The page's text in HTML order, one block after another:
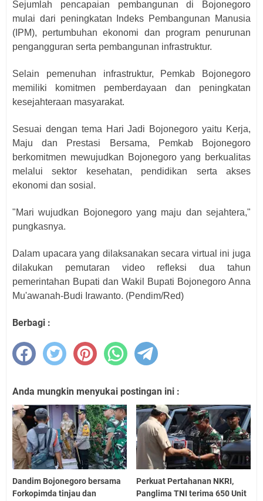
Sejumlah pencapaian pembangunan di Bojonegoro
mulai dari peningkatan Indeks Pembangunan Manusia
(IPM), pertumbuhan ekonomi dan program penurunan
pengangguran serta pembangunan infrastruktur.
Selain pemenuhan infrastruktur, Pemkab Bojonegoro
memiliki komitmen pemberdayaan dan peningkatan
kesejahteraan masyarakat.
Sesuai dengan tema Hari Jadi Bojonegoro yaitu Kerja,
Maju dan Prestasi Bersama, Pemkab Bojonegoro
berkomitmen mewujudkan Bojonegoro yang berkualitas
melalui sektor kesehatan, pendidikan serta akses
ekonomi dan sosial.
"Mari wujudkan Bojonegoro yang maju dan sejahtera,"
pungkasnya.
Dalam upacara yang dilaksanakan secara virtual ini juga
dilakukan pemutaran video refleksi dua tahun
pemerintahan Bupati dan Wakil Bupati Bojonegoro Anna
Mu'awanah-Budi Irawanto. (Pendim/Red)
Berbagi :
Anda mungkin menyukai postingan ini :
Dandim Bojonegoro bersama
Forkopimda tinjau dan
Perkuat Pertahanan NKRI,
Panglima TNI terima 650 Unit